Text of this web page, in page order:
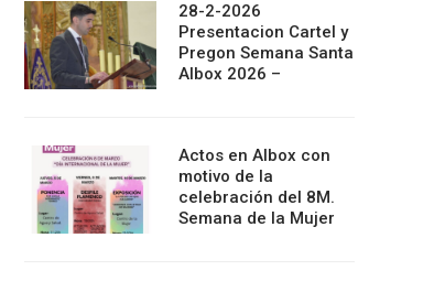
28-2-2026
Presentacion Cartel y
Pregon Semana Santa
Albox 2026 –
Actos en Albox con
motivo de la
celebración del 8M.
Semana de la Mujer